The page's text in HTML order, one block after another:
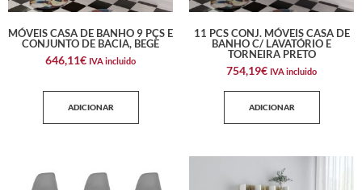
MÓVEIS CASA DE BANHO 9 PÇS E
CONJUNTO DE BACIA, BEGE
646,11€ IVA incluido
ADICIONAR
11 PCS CONJ. MÓVEIS CASA DE
BANHO C/ LAVATÓRIO E
TORNEIRA PRETO
754,19€ IVA incluido
ADICIONAR